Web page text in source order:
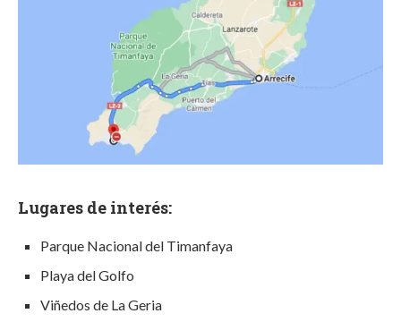
Lugares de interés:
Parque Nacional del Timanfaya
Playa del Golfo
Viñedos de La Geria